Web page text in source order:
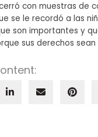
con muestras de
se le recordó a las
son importantes y
sus derechos